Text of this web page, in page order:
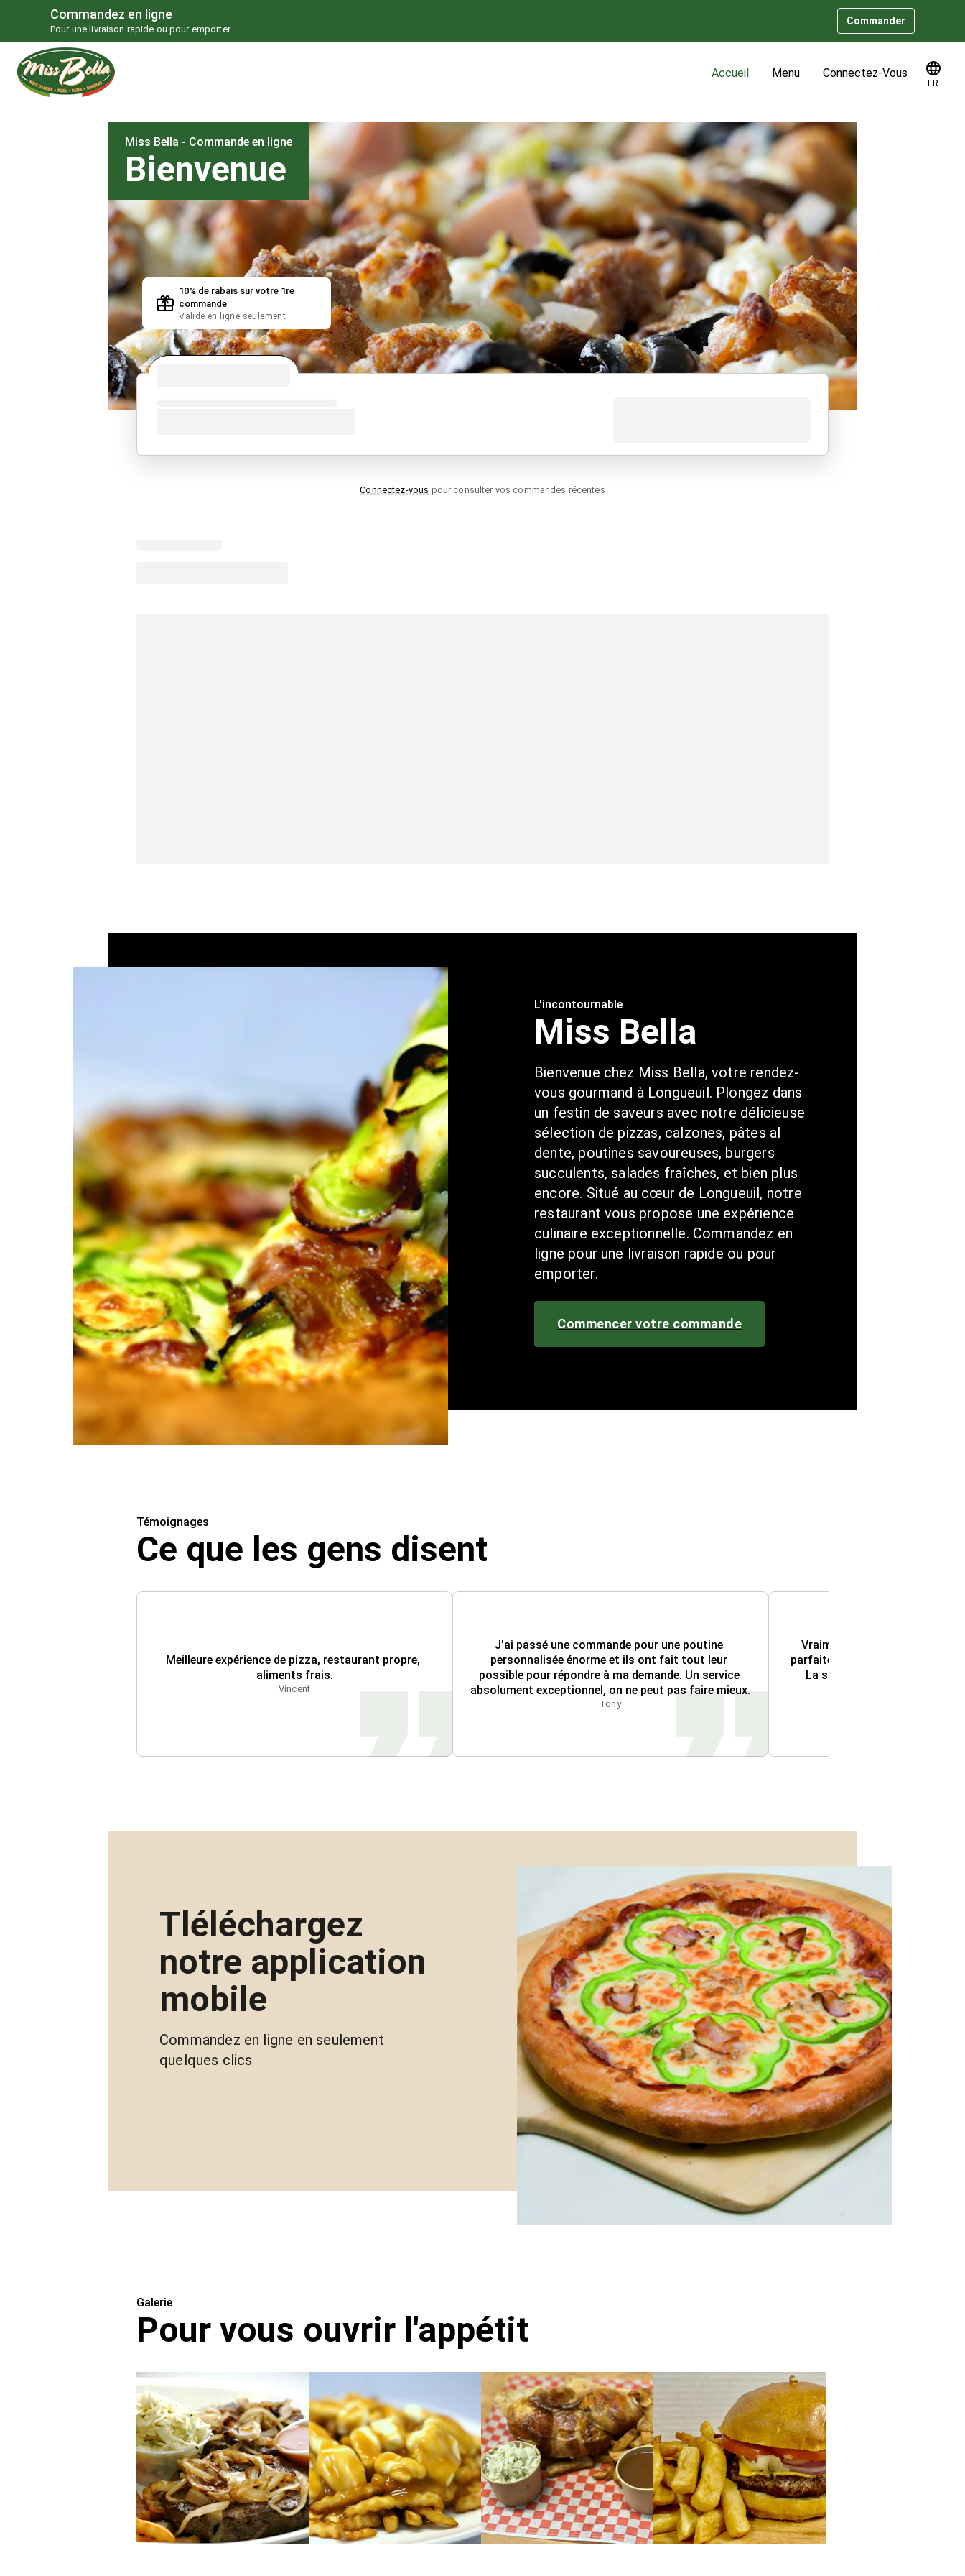
Commandez en ligne
Pour une livraison rapide ou pour emporter
Commander
Accueil Menu Connectez-Vous
FR
Miss Bella - Commande en ligne
Bienvenue
10% de rabais sur votre 1re
commande
Valide en ligne seulement
Connectez-vous pour consulter vos commandes récentes
L'incontournable
Miss Bella
Bienvenue chez Miss Bella, votre rendez-
vous gourmand à Longueuil. Plongez dans
un festin de saveurs avec notre délicieuse
sélection de pizzas, calzones, pâtes al
dente, poutines savoureuses, burgers
succulents, salades fraîches, et bien plus
encore. Situé au cœur de Longueuil, notre
restaurant vous propose une expérience
culinaire exceptionnelle. Commandez en
ligne pour une livraison rapide ou pour
emporter.
Commencer votre commande
Témoignages
Ce que les gens disent
Meilleure expérience de pizza, restaurant propre,
aliments frais.
Vincent
J'ai passé une commande pour une poutine
personnalisée énorme et ils ont fait tout leur
possible pour répondre à ma demande. Un service
absolument exceptionnel, on ne peut pas faire mieux.
Tony
Vraiment une excellente
parfaitement cuite et garnie de
La sauce et la croûte étaient
Tléléchargez
notre application
mobile
Commandez en ligne en seulement
quelques clics
Galerie
Pour vous ouvrir l'appétit